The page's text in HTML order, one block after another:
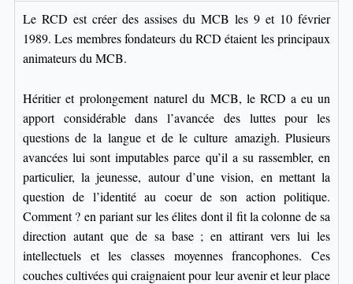
Le RCD est créer des assises du MCB les 9 et 10 février
1989. Les membres fondateurs du RCD étaient les principaux
animateurs du MCB.
Héritier etprolongementnaturel du MCB, le RCD a eu un
apport considérable dans l’avancée des luttes pour les
questions de la langue et de le culture amazigh. Plusieurs
avancées lui sont imputables parce qu’il a su rassembler, en
particulier, la jeunesse, autour d’une vision, en mettant la
question de l’identité au coeur de son action politique.
Comment ? en pariant sur les élites dont il fit la colonne de sa
direction autant que de sa base ; en attirant vers lui les
intellectuels et les classes moyennes francophones. Ces
couches cultivées qui craignaient pour leur avenir et leur place